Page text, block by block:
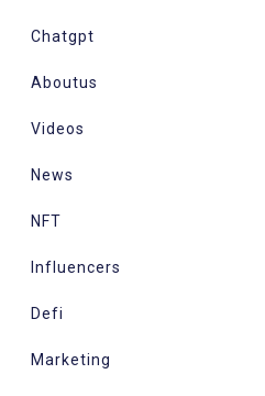
Chatgpt
Aboutus
Videos
News
NFT
Influencers
Defi
Marketing